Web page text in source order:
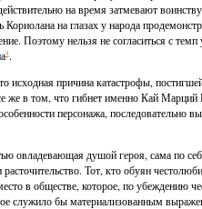
на время затмевают
на глазах у народа
Поэтому нельзя не согласиться с
4.
исходная причина катастрофы,
же в том, что гибнет именно Кай Марций
персонажа, последовательно
овладевающая душой героя, сама по
Тот, кто обуян
в обществе, которое, по убеждению
служило бы материализованным